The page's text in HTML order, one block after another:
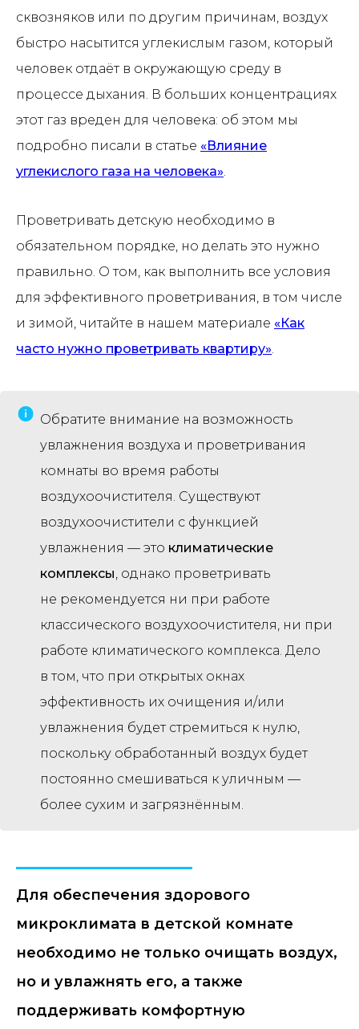
сквозняков или по другим причинам, воздух
быстро насытится углекислым газом, который
человек отдаёт в окружающую среду в
процессе дыхания. В больших концентрациях
этот газ вреден для человека: об этом мы
подробно писали в статье «Влияние
углекислого газа на человека»
Проветривать детскую необходимо в
обязательном порядке, но делать это нужно
правильно. О том, как выполнить все условия
для эффективного проветривания, в том числе
и зимой, читайте в нашем материале «Как
часто нужно проветривать квартиру»
Обратите внимание на возможность
увлажнения воздуха и проветривания
комнаты во время работы
воздухоочистителя. Существуют
воздухоочистители с функцией
увлажнения — это климатические
комплексы , однако проветривать
не рекомендуется ни при работе
классического воздухоочистителя, ни при
работе климатического комплекса. Дело
в том, что при открытых окнах
эффективность их очищения и/или
увлажнения будет стремиться к нулю,
поскольку обработанный воздух будет
постоянно смешиваться к уличным —
более сухим и загрязнённым.
Для обеспечения здорового
микроклимата в детской комнате
необходимо не только очищать воздух,
но и увлажнять его, а также
поддерживать комфортную